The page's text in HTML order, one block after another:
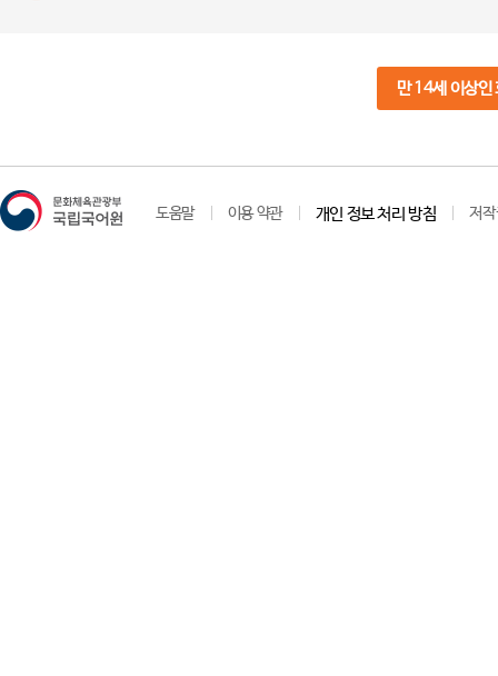
만 14세 이상인
도움말 이용 약관 개인 정보 처리 방침 저